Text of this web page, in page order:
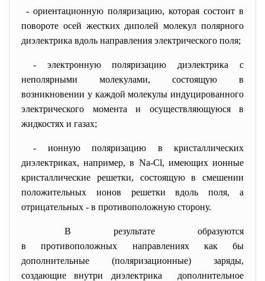
- ориентационную поляризацию, которая состоит в
повороте осей жестких диполей молекул полярного
диэлектрика вдоль направления электрического поля;
- электронную поляризацию диэлектрика с
неполярными молекулами, состоящую в
возникновении у каждой молекулы индуцированного
электрического момента и осуществляющуюся в
жидкостях и газах;
- ионную поляризацию в кристаллических
диэлектриках, например, в Nа-Сl, имеющих ионные
кристаллические решетки, состоящую в смешении
положительных ионов решетки вдоль поля, а
отрицательных - в противоположную сторону.
В результате образуются
в противоположных направлениях как бы
дополнительные (поляризационные) заряды,
создающие внутри диэлектрика дополнительное